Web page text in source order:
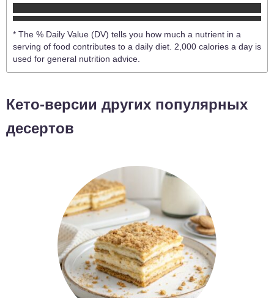
* The % Daily Value (DV) tells you how much a nutrient in a
serving of food contributes to a daily diet. 2,000 calories a day is
used for general nutrition advice.
Кето-версии других популярных
десертов